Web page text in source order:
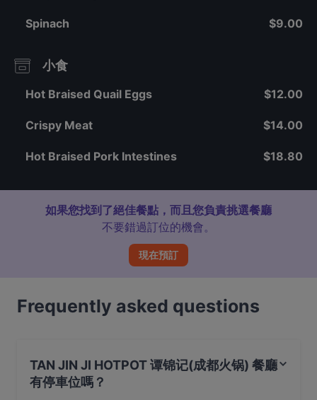
Spinach $9.00
小食
Hot Braised Quail Eggs $12.00
Crispy Meat $14.00
Hot Braised Pork Intestines $18.80
如果您找到了絕佳餐點，而且您負責挑選餐廳
不要錯過訂位的機會。
現在預訂
Frequently asked questions
TAN JIN JI HOTPOT 谭锦记(成都火锅) 餐廳
有停車位嗎？